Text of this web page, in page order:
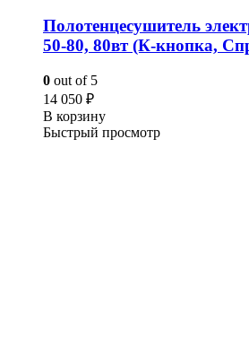
Полотенцесушитель
50-80, 80вт (К-кнопка,
0 out of 5
14 050 ₽
В корзину
Быстрый просмотр